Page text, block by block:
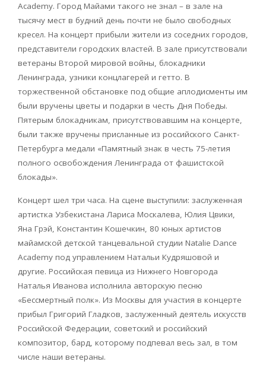
Academy. Город Майами такого не знал – в зале на
тысячу мест в будний день почти не было свободных
кресел. На концерт прибыли жители из соседних городов,
представители городских властей. В зале присутствовали
ветераны Второй мировой войны, блокадники
Ленинграда, узники концлагерей и гетто. В
торжественной обстановке под общие аплодисменты им
были вручены цветы и подарки в честь Дня Победы.
Пятерым блокадникам, присутствовавшим на концерте,
были также вручены присланные из российского Санкт-
Петербурга медали «Памятный знак в честь 75-летия
полного освобождения Ленинграда от фашистской
блокады».
Концерт шел три часа. На сцене выступили: заслуженная
артистка Узбекистана Лариса Москалева, Юлия Цвики,
Яна Грэй, Константин Кошечкин, 80 юных артистов
майамской детской танцевальной студии Natalie Dance
Academy под управлением Натальи Кудряшовой и
другие. Российская певица из Нижнего Новгорода
Наталья Иванова исполнила авторскую песню
«Бессмертный полк». Из Москвы для участия в концерте
прибыл Григорий Гладков, заслуженный деятель искусств
Российской Федерации, советский и российский
композитор, бард, которому подпевал весь зал, в том
числе наши ветераны.